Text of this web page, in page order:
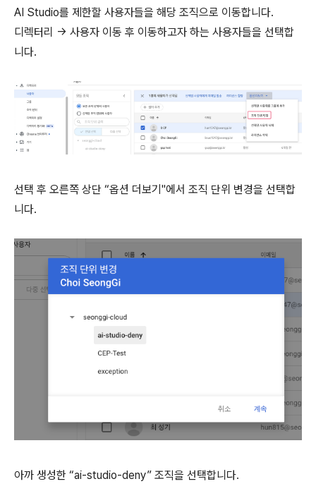
AI Studio를 제한할 사용자들을 해당 조직으로 이동합니다.
디렉터리 → 사용자 이동 후 이동하고자 하는 사용자들을 선택합
니다.
선택 후 오른쪽 상단 “옵션 더보기"에서 조직 단위 변경을 선택합
니다.
아까 생성한 “ai-studio-deny” 조직을 선택합니다.